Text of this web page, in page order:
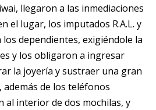
llegaron a las inmediaciones
el lugar, los imputados R.A.L. y
dependientes, exigiéndole la
y los obligaron a ingresar
la joyería y sustraer una gran
de los teléfonos
al interior de dos mochilas, y